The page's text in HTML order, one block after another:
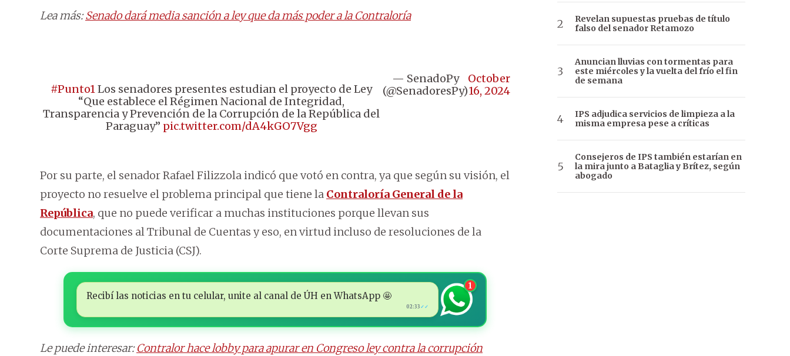
Lea más:Senado dará media sanción a ley que da más poder a la Contraloría
#Punto1Los senadores presentes estudian el proyecto de Ley
“Que establece el Régimen Nacional de Integridad,
Transparencia y Prevención de la Corrupción de la República del
Paraguay” pic.twitter.com/dA4kGO7Vgg
— SenadoPy
(@SenadoresPy)
October
16, 2024
Por su parte, el senador Rafael Filizzola indicó que votó en contra, ya que según su visión, el
proyecto no resuelve el problema principal que tiene la Contraloría General de la
República, que no puede verificar a muchas instituciones porque llevan sus
documentaciones al Tribunal de Cuentas y eso, en virtud incluso de resoluciones de la
Corte Suprema de Justicia (CSJ).
Recibí las noticias en tu celular, unite al canal de ÚH en WhatsApp 🤩
02:33 ✓✓
1
Le puede interesar:Contralor hace lobby para apurar en Congreso ley contra la corrupción
Revelan supuestas pruebas de título
falso del senador Retamozo
Anuncian lluvias con tormentas para
este miércoles y la vuelta del frío el fin
de semana
IPS adjudica servicios de limpieza a la
misma empresa pese a críticas
Consejeros de IPS también estarían en
la mira junto a Bataglia y Brítez, según
abogado